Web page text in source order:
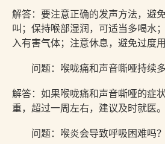
解答：要注意正确的发声方法，避
叫；保持喉部湿润，可适当多喝水
入有害气体；注意休息，避免过度用
问题：喉咙痛和声音嘶哑持续多
解答：如果喉咙痛和声音嘶哑的症
重，超过一周左右，建议及时就医。
问题：喉炎会导致呼吸困难吗？